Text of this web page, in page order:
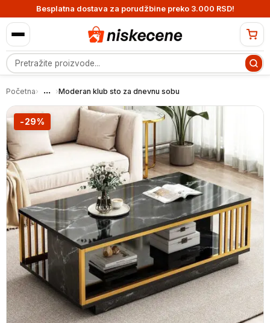
Besplatna dostava za porudžbine preko 3.000 RSD!
Pretraga proizvoda
Početna› ... ›Moderan klub sto za dnevnu sobu
-29%